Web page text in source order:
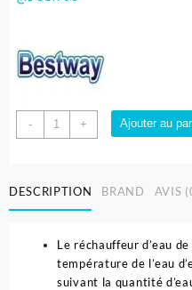
-
quantité
de
Électrique
2
watts
Class
+ Ajouter au
DESCRIPTION BRAND AVIS
Le réchauffeur d’eau
température de l’eau
suivant la quantité